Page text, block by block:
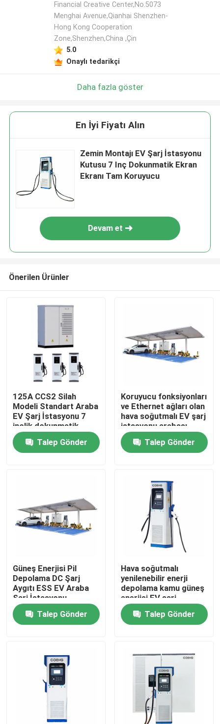
Evde
Hakkımızda
Fabrika turu
Kalite Kontrolü
Bizimle İletişim
Haberler
Bir İndirim İste
VFD Değişken Frekans Sürücüsü
Financial Creative Center,No.5073
Menghai Avenue,Qianhai Shenzhen-
Hong Kong Cooperation
Zone,Shenzhen,China ,Çin
5.0
Onaylı tedarikçi
Daha fazla göster
En İyi Fiyatı Alın
Zemin Montajı EV Şarj İstasyonu
Kutusu 7 Inç Dokunmatik Ekran
Ekranı Tam Koruyucu
Devam et
Önerilen Ürünler
125A CCS2 Silah
Modeli Standart Araba
EV Şarj İstasyonu 7
inçlik dokunmatik
ekranla
Talep Gönder
Koruyucu fonksiyonları
ve Ethernet ağları olan
hava soğutmalı EV şarj
istasyonu arabası
Talep Gönder
Güneş Enerjisi Pil
Depolama DC Şarj
Aygıtı ESS EV Araba
Şarj İstasyonu
Taşınabilir
Talep Gönder
Hava soğutmalı
yenilenebilir enerji
depolama kamu güneş
enerjisi EV şarj
istasyonu akıllı geniş
DC
Talep Gönder